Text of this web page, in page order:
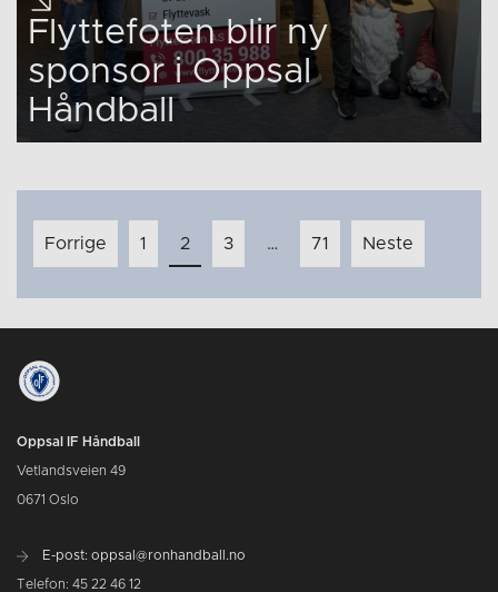
Flyttefoten blir ny
sponsor i Oppsal
Håndball
Innleggnavigasjon
Forrige 1 2 3 … 71 Neste
Oppsal IF Håndball
Vetlandsveien 49
0671 Oslo
E-post: oppsal@ronhandball.no
Telefon: 45 22 46 12